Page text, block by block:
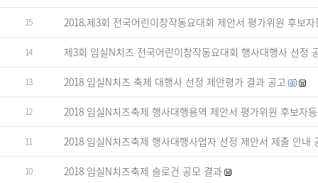
15 2018,제3회 전국어린이창작동요대회 제안서 평가위원 후보
14 제3회 임실N치즈 전국어린이창작동요대회 행사대행사 선정
13 2018 임실N치즈 축제 대행사 선정 제안평가 결과 공고
12 2018 임실N치즈축제 행사대행용역 제안서 평가위원 후보자
11 2018 임실N치즈축제 행사대행사업자 선정 제안서 제출 안내
10 2018 임실N치즈축제 슬로건 공모 결과